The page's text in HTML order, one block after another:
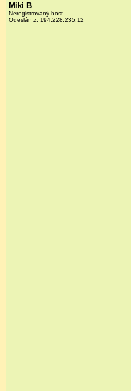
Miki B
Neregistrovaný host
Odeslán z: 194.228.235.12